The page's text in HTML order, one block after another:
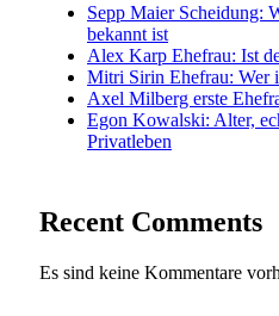
Sepp Maier Scheidung:
bekannt ist
Alex Karp Ehefrau: Ist
Mitri Sirin Ehefrau: Wer
Axel Milberg erste
Egon Kowalski: Alter,
Privatleben
Recent Comments
Es sind keine Kommentare